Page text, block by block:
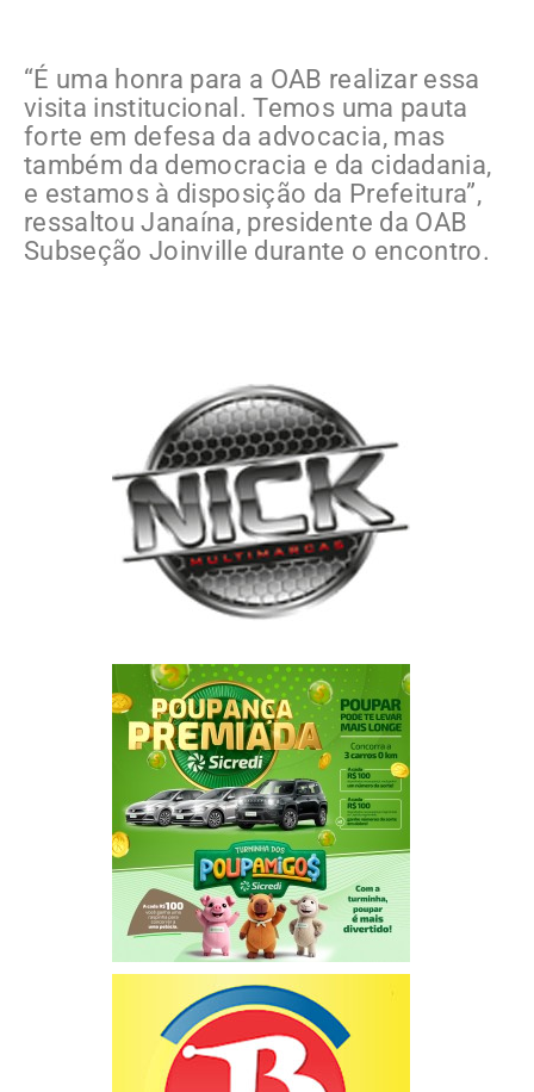
“É uma honra para a OAB realizar essa
visita institucional. Temos uma pauta
forte em defesa da advocacia, mas
também da democracia e da cidadania,
e estamos à disposição da Prefeitura”,
ressaltou Janaína, presidente da OAB
Subseção Joinville durante o encontro.